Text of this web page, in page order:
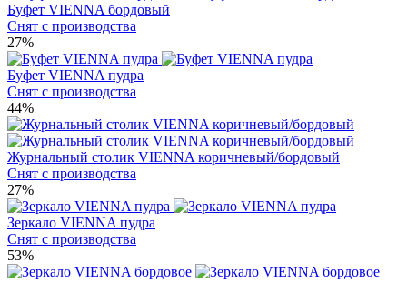
Буфет VIENNA бордовый
Снят с производства
27%
Буфет VIENNA пудра
Снят с производства
44%
Журнальный столик VIENNA коричневый/бордовый
Снят с производства
27%
Зеркало VIENNA пудра
Снят с производства
53%